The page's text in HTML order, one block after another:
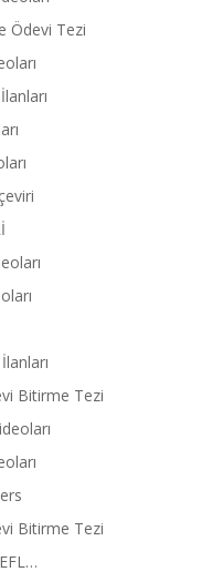
Ödevi Tezi
Bitirme Tezi
Bitirme Tezi